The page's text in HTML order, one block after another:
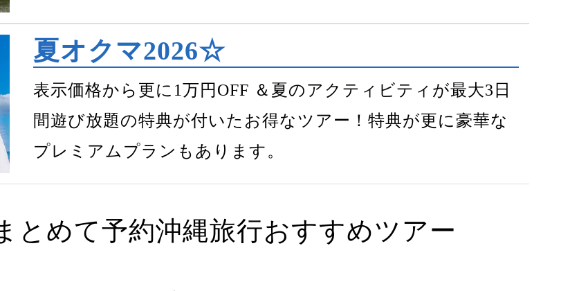
夏オクマ2026☆
表示価格から更に1万円OFF ＆夏のアクティビティが最大3日
間遊び放題の特典が付いたお得なツアー！特典が更に豪華な
プレミアムプランもあります。
とめて予約沖縄旅行おすすめツアー